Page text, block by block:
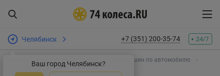
Челябинск
Ваш город Челябинск?
+7 (351) 200-35-74 24/7
Интернет-магазин шин и дисков
Подбор шин по автомобилю
LADA (ВАЗ)
Vesta